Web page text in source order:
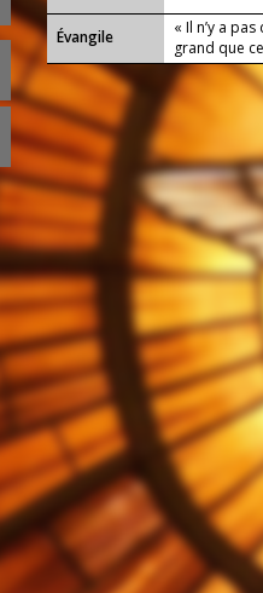
Évangile
« Il n’y a
grand que